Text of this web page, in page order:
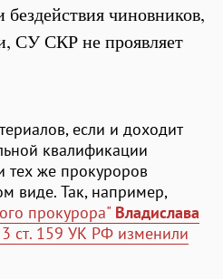
чиновников,
СУ СКР не проявляет
если и доходит
квалификации
тех же прокуроров
виде. Так, например,
прокурора" Владислава
3 ст. 159 УК РФ изменили